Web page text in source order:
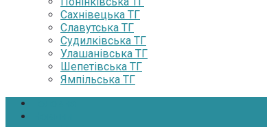
Сахнівецька ТГ
Славутська ТГ
Судилківська ТГ
Улашанівська ТГ
Шепетівська ТГ
Ямпільська ТГ